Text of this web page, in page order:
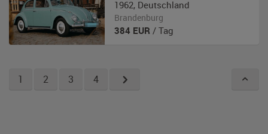
1962, Deutschland
Brandenburg
384 EUR / Tag
1 2 3 4